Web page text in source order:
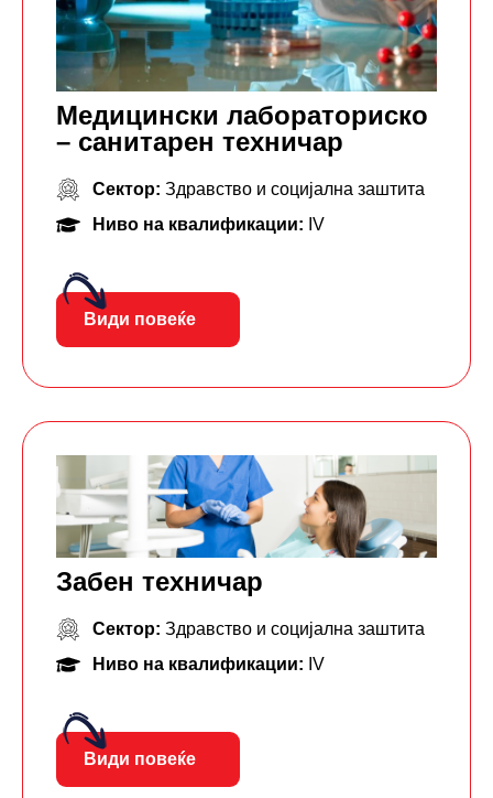
Медицински лабораториско
– санитарен техничар
Сектор: Здравство и социјална заштита
Ниво на квалификации: IV
Види повеќе
Забен техничар
Сектор: Здравство и социјална заштита
Ниво на квалификации: IV
Види повеќе